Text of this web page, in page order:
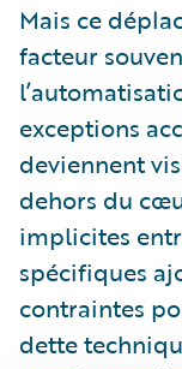
Mais ce
facteur
exceptions
deviennent
dehors du
implicites
spécifiques
contraintes
dette